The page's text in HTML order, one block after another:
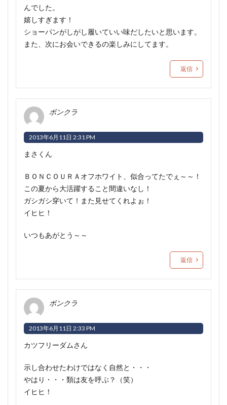
んでした。
嬉しすぎます！
ショーパンがしがし履いていい味だしたいと思います。
また、次にお会いできるの楽しみにしてます。
返信
ボンクラ
2013年6月11日 2:31 PM
まさくん
ＢＯＮＣＯＵＲＡオフホワイト、似合ってたでぇ～～！
この夏から大活躍すること間違いなし！
ガシガシ穿いて！また見せてくれよぉ！
イヒヒ！
いつもあがとう～～
返信
ボンクラ
2013年6月11日 2:33 PM
カツフリーダムさん
示し合わせたわけではなく自然と・・・
やはり・・・類は友を呼ぶ？（笑）
イヒヒ！